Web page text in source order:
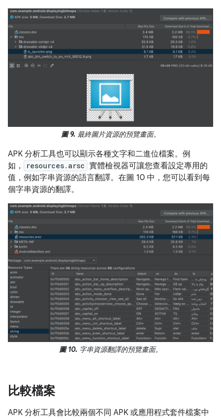
圖 9. 最終圖片資源的預覽畫面。
APK 分析工具也可以顯示各種文字和二進位檔案。例
如，
resources.arsc 實體檢視器可讓您查看設定專用的
值，例如字串資源的語言翻譯。在圖 10 中，您可以看到每
個字串資源的翻譯。
圖 10. 字串資源翻譯的預覽畫面。
比較檔案
APK 分析工具會比較兩個不同 APK 或應用程式套件檔案中